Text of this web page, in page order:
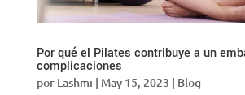
Por qué el Pilates contribuye a un
complicaciones
por Lashmi | May 15, 2023 | Blog